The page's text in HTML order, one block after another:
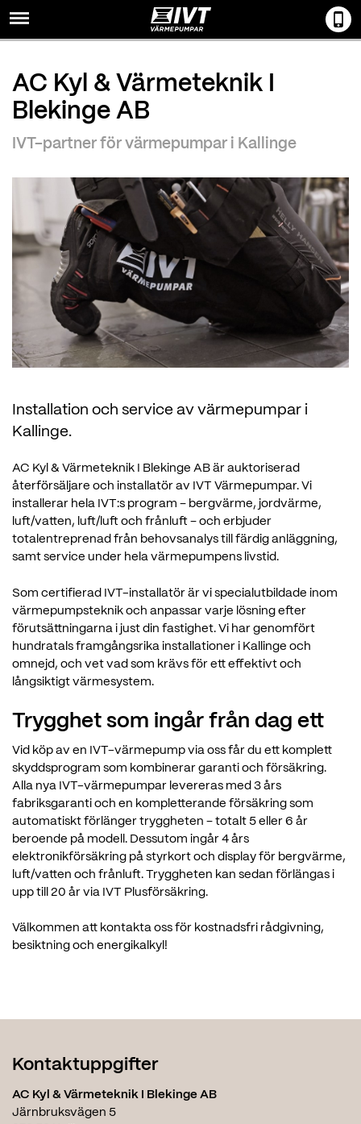
AC Kyl & Värmeteknik I
Blekinge AB
IVT-partner för värmepumpar i Kallinge
Installation och service av värmepumpar i
Kallinge.
AC Kyl & Värmeteknik I Blekinge AB är auktoriserad
återförsäljare och installatör av IVT Värmepumpar. Vi
installerar hela IVT:s program – bergvärme, jordvärme,
luft/vatten, luft/luft och frånluft – och erbjuder
totalentreprenad från behovsanalys till färdig anläggning,
samt service under hela värmepumpens livstid.
Som certifierad IVT-installatör är vi specialutbildade inom
värmepumpsteknik och anpassar varje lösning efter
förutsättningarna i just din fastighet. Vi har genomfört
hundratals framgångsrika installationer i Kallinge och
omnejd, och vet vad som krävs för ett effektivt och
långsiktigt värmesystem.
Trygghet som ingår från dag ett
Vid köp av en IVT-värmepump via oss får du ett komplett
skyddsprogram som kombinerar garanti och försäkring.
Alla nya IVT-värmepumpar levereras med 3 års
fabriksgaranti och en kompletterande försäkring som
automatiskt förlänger tryggheten – totalt 5 eller 6 år
beroende på modell. Dessutom ingår 4 års
elektronikförsäkring på styrkort och display för bergvärme,
luft/vatten och frånluft. Tryggheten kan sedan förlängas i
upp till 20 år via IVT Plusförsäkring.
Välkommen att kontakta oss för kostnadsfri rådgivning,
besiktning och energikalkyl!
Kontaktuppgifter
AC Kyl & Värmeteknik I Blekinge AB
Järnbruksvägen 5